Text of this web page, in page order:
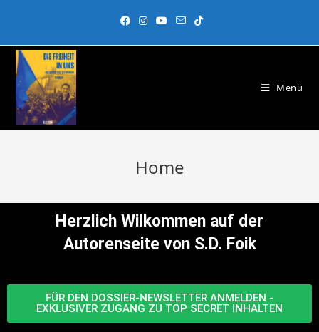
Menü
Home
Herzlich Wilkommen auf der
Autorenseite von S.D. Foik
FÜR DEN DOSSIER-NEWSLETTER ANMELDEN -
EXKLUSIVER ZUGANG ZU TOP SECRET INHALTEN